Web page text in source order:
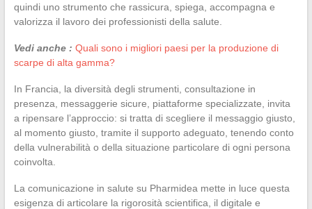
quindi uno strumento che rassicura, spiega, accompagna e
valorizza il lavoro dei professionisti della salute.
Vedi anche : Quali sono i migliori paesi per la produzione di
scarpe di alta gamma?
In Francia, la diversità degli strumenti, consultazione in
presenza, messaggerie sicure, piattaforme specializzate, invita
a ripensare l’approccio: si tratta di scegliere il messaggio giusto,
al momento giusto, tramite il supporto adeguato, tenendo conto
della vulnerabilità o della situazione particolare di ogni persona
coinvolta.
La comunicazione in salute su Pharmidea mette in luce questa
esigenza di articolare la rigorosità scientifica, il digitale e